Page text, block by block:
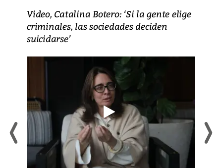
Video, Catalina Botero: ‘Si la gente elige
criminales, las sociedades deciden
suicidarse’